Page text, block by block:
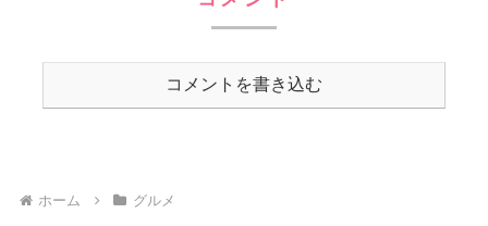
コメントを書き込む
ホーム グルメ